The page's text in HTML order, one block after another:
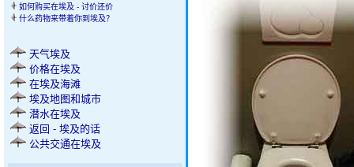
如何购买在埃及 - 讨价还价
什么药物来带着你到埃及？
天气埃及
价格在埃及
在埃及海滩
埃及地图和城市
潜水在埃及
返回 - 埃及的话
公共交通在埃及